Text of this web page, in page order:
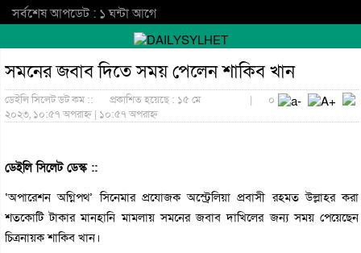
সর্বশেষ আপডেট : ১ ঘন্টা আগে
সমনের জবাব দিতে সময় পেলেন শাকিব খান
ডেইলি সিলেট ডট কম ::
প্রকাশিত হয়েছে : ১৫ মে
২০২৩, ১০:৫৭ অপরাহ্ন | ১০:৫৭ অপরাহ্ন
| ০
ডেইলি সিলেট ডেস্ক ::
‘অপারেশন অগ্নিপথ’ সিনেমার প্রযোজক অস্ট্রেলিয়া প্রবাসী রহমত উল্লাহর করা
শতকোটি টাকার মানহানি মামলায় সমনের জবাব দাখিলের জন্য সময় পেয়েছেন
চিত্রনায়ক শাকিব খান।